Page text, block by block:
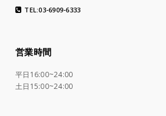
TEL:03-6909-6333
営業時間
平日16:00~24:00
土日15:00~24:00